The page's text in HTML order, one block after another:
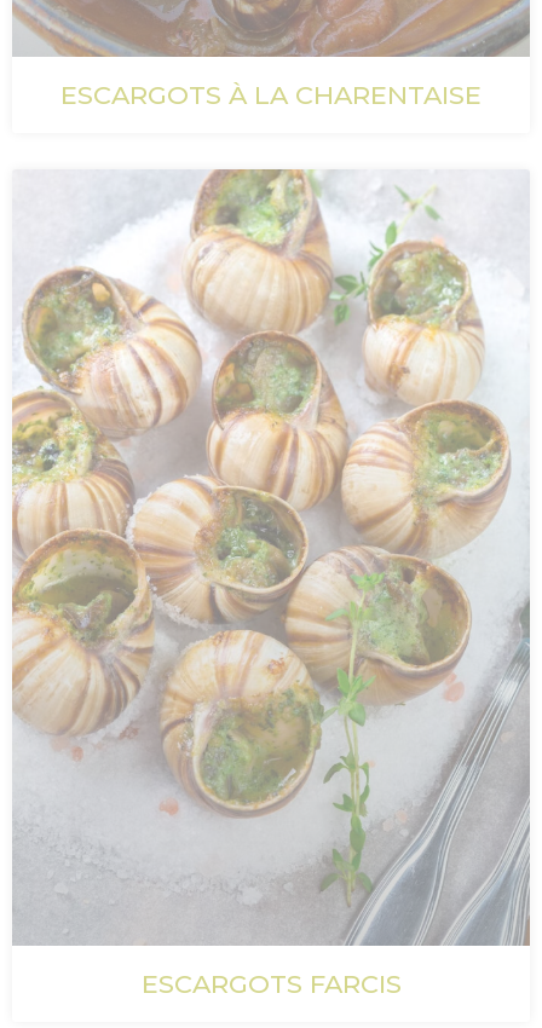
ESCARGOTS À LA CHARENTAISE
ESCARGOTS FARCIS